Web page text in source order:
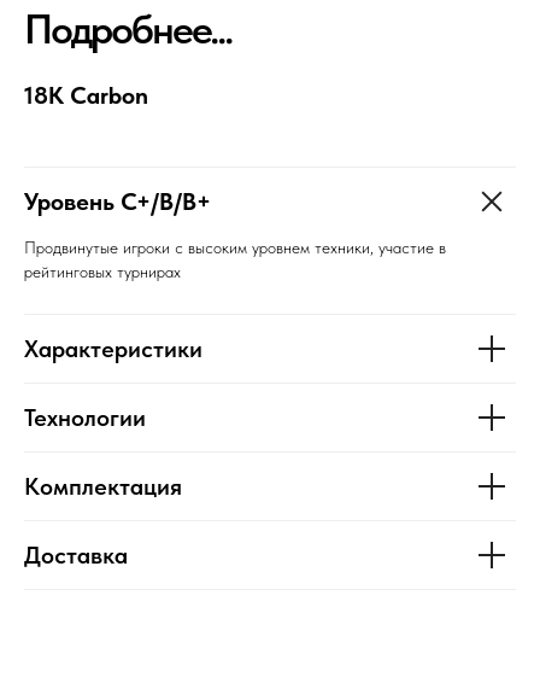
Подробнее...
18К Carbon
Уровень C+/B/B+
Продвинутые игроки с высоким уровнем техники, участие в
рейтинговых турнирах
Характеристики
Технологии
Комплектация
Доставка